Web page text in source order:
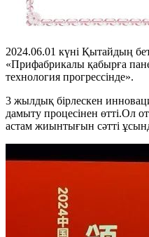
2024.06.01 күні Қытайдың
«Прифабрикалы қабырға
технология прогрессінде».
3 жылдық бірлескен
дамыту процесінен өтті.Ол
астам жиынтығын сәтті